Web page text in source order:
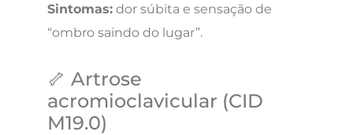
Sintomas: dor súbita e sensação de
“ombro saindo do lugar”.
🦴 Artrose
acromioclavicular (CID
M19.0)